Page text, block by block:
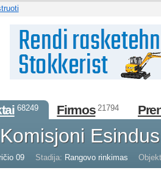
68249 Firmos 21794
09 Stadija: Rangovo rinkimas